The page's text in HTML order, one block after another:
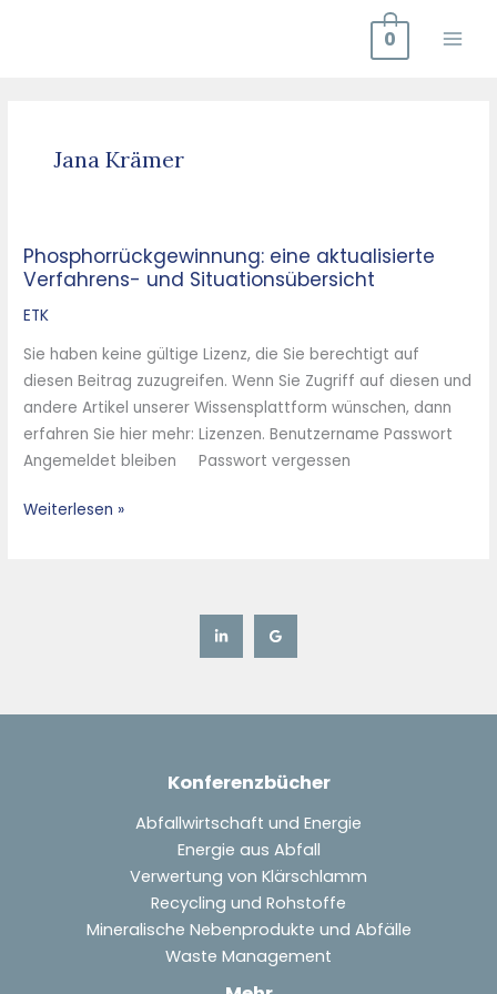
0
Jana Krämer
Phosphorrückgewinnung: eine aktualisierte
Verfahrens- und Situationsübersicht
ETK
Sie haben keine gültige Lizenz, die Sie berechtigt auf
diesen Beitrag zuzugreifen. Wenn Sie Zugriff auf diesen und
andere Artikel unserer Wissensplattform wünschen, dann
erfahren Sie hier mehr: Lizenzen. Benutzername Passwort
Angemeldet bleiben Passwort vergessen
Phosphorrückgewinnung:
eine
aktualisierte
und
Situationsübersicht
Weiterlesen »
Konferenzbücher
Abfallwirtschaft und Energie
Energie aus Abfall
Verwertung von Klärschlamm
Recycling und Rohstoffe
Mineralische Nebenprodukte und Abfälle
Waste Management